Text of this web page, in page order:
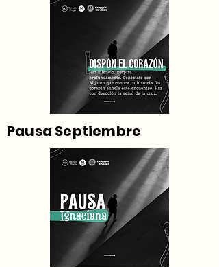
Pausa Septiembre